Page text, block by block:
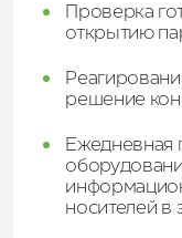
Проверка
открытию
решение
Ежедневная
носителей в